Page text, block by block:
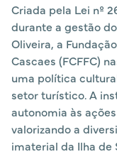
Criada pela Lei nº
durante a gestão
Oliveira, a
Cascaes (FCFFC)
uma política
setor turístico. A
autonomia às
valorizando a
imaterial da Ilha de